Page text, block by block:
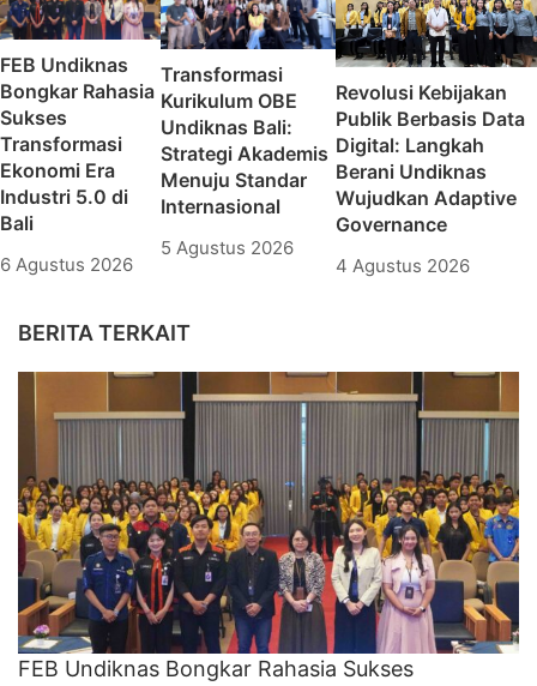
FEB Undiknas
Bongkar Rahasia
Sukses
Transformasi
Ekonomi Era
Industri 5.0 di
Bali
6 Agustus 2026
Transformasi
Kurikulum OBE
Undiknas Bali:
Strategi Akademis
Menuju Standar
Internasional
5 Agustus 2026
Revolusi Kebijakan
Publik Berbasis Data
Digital: Langkah
Berani Undiknas
Wujudkan Adaptive
Governance
4 Agustus 2026
BERITA TERKAIT
FEB Undiknas Bongkar Rahasia Sukses